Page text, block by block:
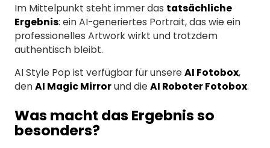
Im Mittelpunkt steht immer das tatsächliche
Ergebnis: ein AI-generiertes Portrait, das wie ein
professionelles Artwork wirkt und trotzdem
authentisch bleibt.
AI Style Pop ist verfügbar für unsereAI Fotobox,
denAI Magic Mirrorund dieAI Roboter Fotobox.
Was macht das Ergebnis so
besonders?